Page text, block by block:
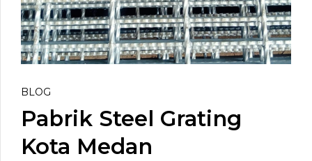
BLOG
Pabrik Steel Grating
Kota Medan